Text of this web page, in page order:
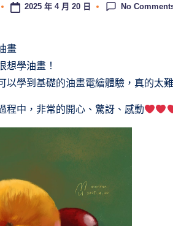
2025 年 4 月 20 日 No
畫
想學油畫！
以學到基礎的油畫電繪體驗，真的太
程中，非常的開心、驚訝、感動